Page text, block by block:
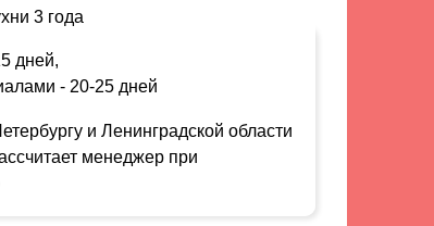
дней,
- 20-25 дней
и Ленинградской области
менеджер при
3 года